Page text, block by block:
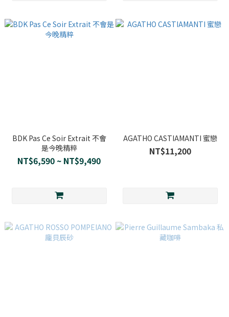
BDK Pas Ce Soir Extrait 不會
是今晚精粹
NT$6,590 ~ NT$9,490
AGATHO CASTIAMANTI 蜜戀
NT$11,200